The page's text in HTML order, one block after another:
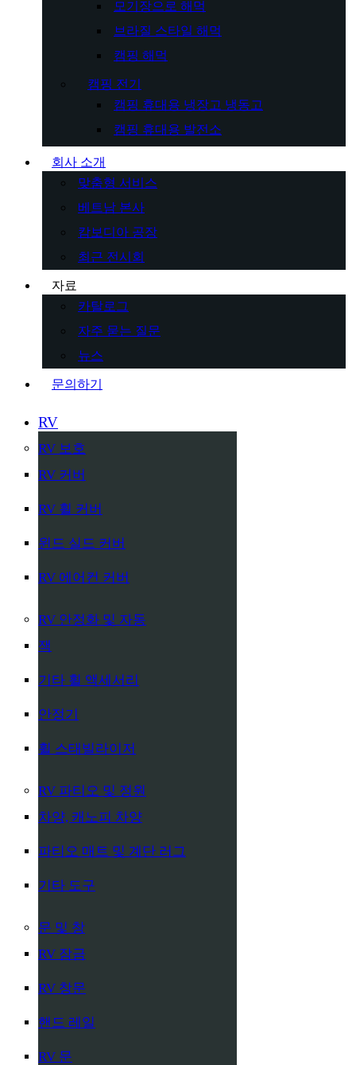
모기장으로 해먹
브라질 스타일 해먹
캠핑 해먹
캠핑 전기
캠핑 휴대용 냉장고 냉동고
캠핑 휴대용 발전소
회사 소개
맞춤형 서비스
베트남 본사
캄보디아 공장
최근 전시회
자료
카탈로그
자주 묻는 질문
뉴스
문의하기
RV
RV 보호
RV 커버
RV 휠 커버
윈드 실드 커버
RV 에어컨 커버
RV 안정화 및 자동
잭
기타 휠 액세서리
안정기
휠 스태빌라이저
RV 파티오 및 정원
차양, 캐노피 차양
파티오 매트 및 계단 러그
기타 도구
문 및 창
RV 잠금
RV 창문
핸드 레일
RV 문